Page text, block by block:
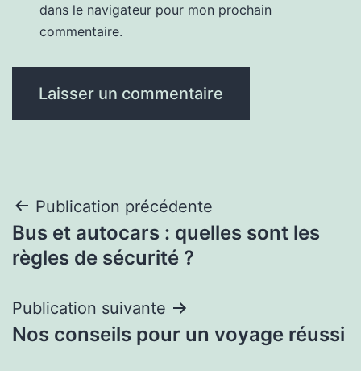
dans le navigateur pour mon prochain
commentaire.
Navigation
de
Publication précédente
Bus et autocars : quelles sont les
règles de sécurité ?
Publication suivante
Nos conseils pour un voyage réussi